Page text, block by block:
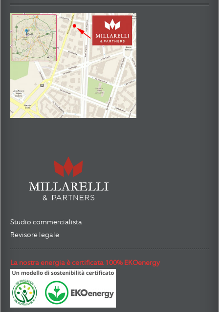
Studio commercialista
Revisore legale
La nostra energia è certificata 100% EKOenergy